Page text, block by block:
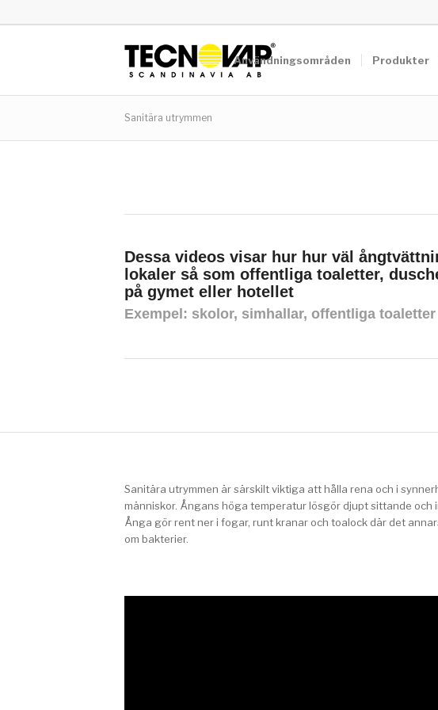
Användningsområden Produkter
Sanitära utrymmen
Dessa videos visar hur hur väl
lokaler så som offentliga toaletter,
på gymet eller hotellet
Exempel: skolor, simhallar, offentliga toaletter
Sanitära utrymmen är särskilt viktiga att hålla rena och i
människor. Ångans höga temperatur lösgör djupt sittande och
Ånga gör rent ner i fogar, runt kranar och toalock där det
om bakterier.